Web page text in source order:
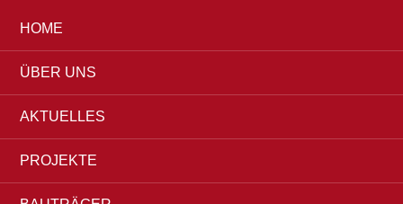
HOME
ÜBER UNS
AKTUELLES
PROJEKTE